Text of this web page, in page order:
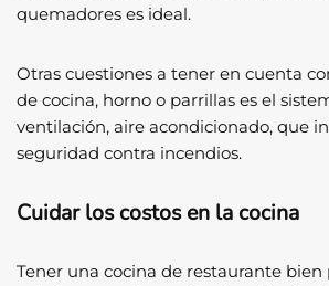
quemadores es ideal.
Otras cuestiones a tener en cuenta
de cocina, horno o parrillas es el
ventilación, aire acondicionado, que
seguridad contra incendios.
Cuidar los costos en la cocina
Tener una cocina de restaurante